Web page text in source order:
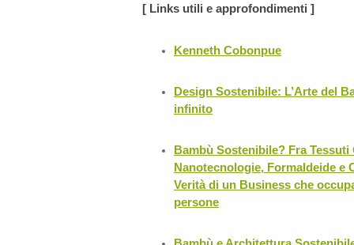
[ Links utili e approfondimenti ]
Kenneth Cobonpue
Design Sostenibile: L’Arte del
infinito
Bambù Sostenibile? Fra Tessuti
Nanotecnologie, Formaldeide e
Verità di un Business che
persone